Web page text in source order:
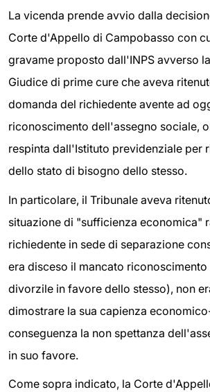
La vicenda prende avvio dalla
Corte d'Appello di Campobasso con
gravame proposto dall'INPS avverso
Giudice di prime cure che aveva
domanda del richiedente avente ad
riconoscimento dell'assegno sociale,
respinta dall'Istituto previdenziale per
dello stato di bisogno dello stesso.
In particolare, il Tribunale aveva
situazione di "sufficienza economica"
richiedente in sede di separazione
era disceso il mancato
divorzile in favore dello stesso), non
dimostrare la sua capienza
conseguenza la non spettanza
in suo favore.
Come sopra indicato, la Corte